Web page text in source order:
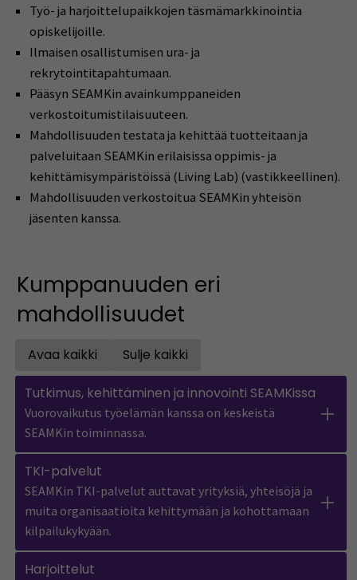
Työ- ja harjoittelupaikkojen täsmämarkkinointia
opiskelijoille.
Ilmaisen osallistumisen ura- ja
rekrytointitapahtumaan.
Pääsyn SEAMKin avainkumppaneiden
verkostoitumistilaisuuteen.
Mahdollisuuden testata ja kehittää tuotteitaan ja
palveluitaan SEAMKin erilaisissa oppimis- ja
kehittämisympäristöissä (Living Lab) (vastikkeellinen).
Mahdollisuuden verkostoitua SEAMKin yhteisön
jäsenten kanssa.
Kumppanuuden eri
mahdollisuudet
Avaa kaikki
Open all accordions
Sulje kaikki
Tutkimus, kehittäminen ja innovointi SEAMKissa
Vuorovaikutus työelämän kanssa on keskeistä
SEAMKin toiminnassa.
TKI-palvelut
SEAMKin TKI-palvelut auttavat yrityksiä, yhteisöjä ja
muita organisaatioita kehittymään ja kohottamaan
kilpailukykyään.
Harjoittelut